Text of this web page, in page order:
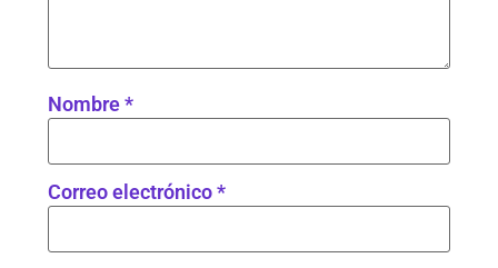
Nombre*
Correo electrónico*